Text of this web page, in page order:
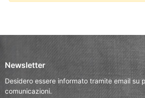
Newsletter
Desidero essere informato tramite email su
comunicazioni.